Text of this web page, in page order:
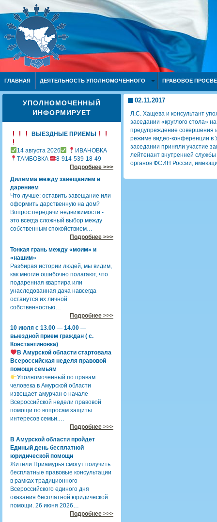
ГЛАВНАЯ ДЕЯТЕЛЬНОСТЬ УПОЛНОМОЧЕННОГО ПРАВОВОЕ
УПОЛНОМОЧЕННЫЙ
ИНФОРМИРУЕТ
ВЫЕЗДНЫЕ ПРИЕМЫ
14 августа 2026
ИВАНОВКА
ТАМБОВКА
8-914-539-18-49
Подробнее >>>
Дилемма между завещанием и
дарением
Что лучше: оставить завещание или
оформить дарственную на дом?
Вопрос передачи недвижимости -
это всегда сложный выбор между
собственным спокойствием…
Подробнее >>>
Тонкая грань между «моим» и
«нашим»
Разбирая истории людей, мы видим,
как многие ошибочно полагают, что
подаренная квартира или
унаследованная дача навсегда
останутся их личной
собственностью…
Подробнее >>>
10 июля с 13.00 — 14.00 —
выездной прием граждан ( с.
Константиновка)
В Амурской области стартовала
Всероссийская неделя правовой
помощи семьям
Уполномоченный по правам
человека в Амурской области
извещает амурчан о начале
Всероссийской недели правовой
помощи по вопросам защиты
интересов семьи.…
Подробнее >>>
В Амурской области пройдет
Единый день бесплатной
юридической помощи
Жители Приамурья смогут получить
бесплатные правовые консультации
в рамках традиционного
Всероссийского единого дня
оказания бесплатной юридической
помощи. 26 июня 2026…
Подробнее >>>
02.11.2017
Л.С. Хащева и консультант
заседании «круглого стола»
предупреждение совершения
режиме видео-конференции в
заседании приняли участие
лейтенант внутренней
органов ФСИН России,